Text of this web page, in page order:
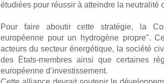
étudiées pour réussir à atteindre la neutralité
Pour faire aboutir cette stratégie, la
européenne pour un hydrogène propre".
acteurs du secteur énergétique, la société
des États-membres ainsi que certaines
européenne d’investissement.